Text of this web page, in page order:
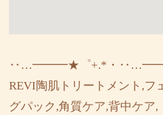
‥…━━━★゜+.*・
REVI陶肌トリートメント,フ
グパック,角質ケア,背中ケア,